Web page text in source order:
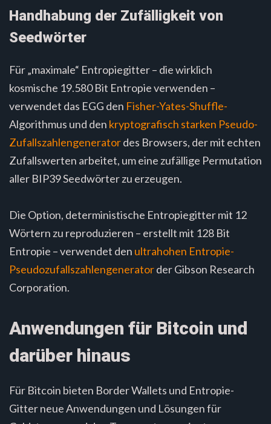
Handhabung der Zufälligkeit von
Seedwörter
Für „maximale“ Entropiegitter – die wirklich
kosmische 19.580 Bit Entropie verwenden –
verwendet das EGG den Fisher-Yates-Shuffle-
Algorithmus und den kryptografisch starken Pseudo-
Zufallszahlengeneratordes Browsers, der mit echten
Zufallswerten arbeitet, um eine zufällige Permutation
aller BIP39 Seedwörter zu erzeugen.
Die Option, deterministische Entropiegitter mit 12
Wörtern zu reproduzieren – erstellt mit 128 Bit
Entropie – verwendet den ultrahohen Entropie-
Pseudozufallszahlengeneratorder Gibson Research
Corporation.
Anwendungen für Bitcoin und
darüber hinaus
Für Bitcoin bieten Border Wallets und Entropie-
Gitter neue Anwendungen und Lösungen für